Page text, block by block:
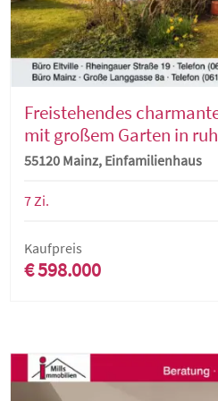
Freistehendes
mit großem Garten in
55120 Mainz, Einfamilienhaus
7 Zi.
Kaufpreis
€ 598.000